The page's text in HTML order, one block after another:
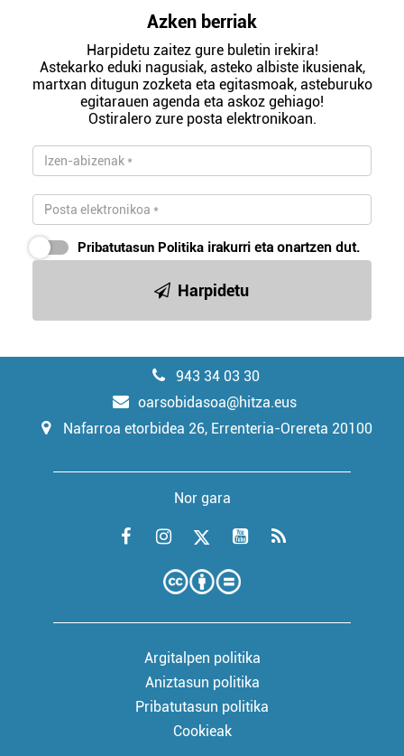
Azken berriak
Harpidetu zaitez gure buletin irekira!
Astekarko eduki nagusiak, asteko albiste ikusienak,
martxan ditugun zozketa eta egitasmoak, asteburuko
egitarauen agenda eta askoz gehiago!
Ostiralero zure posta elektronikoan.
Pribatutasun Politika irakurri eta onartzen dut.
Harpidetu
943 34 03 30
oarsobidasoa@hitza.eus
Nafarroa etorbidea 26, Errenteria-Orereta 20100
Nor gara
Argitalpen politika
Aniztasun politika
Pribatutasun politika
Cookieak